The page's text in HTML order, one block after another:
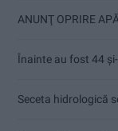
ANUNŢ OPRIRE
Înainte au fost 44
Seceta hidrologică